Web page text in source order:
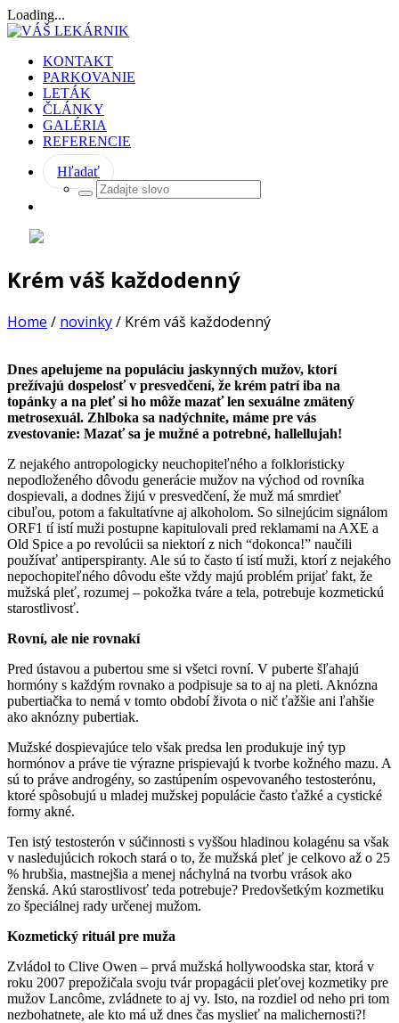
Loading...
KONTAKT
PARKOVANIE
LETÁK
ČLÁNKY
GALÉRIA
REFERENCIE
Hľadať
Krém váš každodenný
Home / novinky/ Krém váš každodenný
Dnes apelujeme na populáciu jaskynných mužov, ktorí
prežívajú dospelosť v presvedčení, že krém patrí iba na
topánky a na pleť si ho môže mazať len sexuálne zmätený
metrosexuál. Zhlboka sa nadýchnite, máme pre vás
zvestovanie: Mazať sa je mužné a potrebné, hallellujah!
Z nejakého antropologicky neuchopiteľného a folkloristicky
nepodloženého dôvodu generácie mužov na východ od rovníka
dospievali, a dodnes žijú v presvedčení, že muž má smrdieť
cibuľou, potom a fakultatívne aj alkoholom. So silnejúcim signálom
ORF1 tí istí muži postupne kapitulovali pred reklamami na AXE a
Old Spice a po revolúcii sa niektorí z nich “dokonca!” naučili
používať antiperspiranty. Ale sú to často tí istí muži, ktorí z nejakého
nepochopiteľného dôvodu ešte vždy majú problém prijať fakt, že
mužská pleť, rozumej – pokožka tváre a tela, potrebuje kozmetickú
starostlivosť.
Rovní, ale nie rovnakí
Pred ústavou a pubertou sme si všetci rovní. V puberte šľahajú
hormóny s každým rovnako a podpisuje sa to aj na pleti. Aknózna
pubertiačka to nemá v tomto období života o nič ťažšie ani ľahšie
ako aknózny pubertiak.
Mužské dospievajúce telo však predsa len produkuje iný typ
hormónov a práve tie výrazne prispievajú k tvorbe kožného mazu. A
sú to práve androgény, so zastúpením ospevovaného testosterónu,
ktoré spôsobujú u mladej mužskej populácie často ťažké a cystické
formy akné.
Ten istý testosterón v súčinnosti s vyššou hladinou kolagénu sa však
v nasledujúcich rokoch stará o to, že mužská pleť je celkovo až o 25
% hrubšia, mastnejšia a menej náchylná na tvorbu vrások ako
ženská. Akú starostlivosť teda potrebuje? Predovšetkým kozmetiku
zo špeciálnej rady určenej mužom.
Kozmetický rituál pre muža
Zvládol to Clive Owen – prvá mužská hollywoodska star, ktorá v
roku 2007 prepožičala svoju tvár propagácii pleťovej kozmetiky pre
mužov Lancôme, zvládnete to aj vy. Isto, na rozdiel od neho pri tom
nezbohatnete, ale kto má už dnes čas myslieť na malichernosti?!